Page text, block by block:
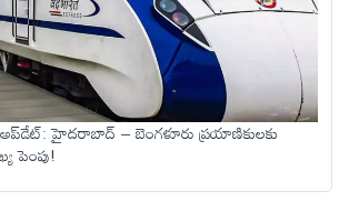
అప్‌డేట్‌: హైదరాబాద్ – బెంగళూరు ప్రయాణికులకు
పెంపు!